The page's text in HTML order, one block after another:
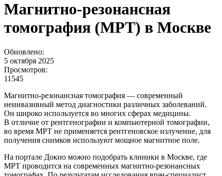
Магнитно-резонансная
томография (МРТ) в Москве
Обновлено:
5 октября 2025
Просмотров:
11545
Магнитно-резонансная томография — современный
неинвазивный метод диагностики различных заболеваний.
Он широко используется во многих сферах медицины.
В отличие от рентгенографии и компьютерной томографии,
во время МРТ не применяется рентгеновское излучение, для
получения снимков используют мощное магнитное поле.
На портале Докио можно подобрать клиники в Москве, где
МРТ проводится на современных магнитно-резонансных